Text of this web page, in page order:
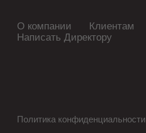
О компании Клиентам
Написать Директору
Политика конфиденциальности